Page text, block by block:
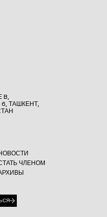
B,
ТАШКЕНТ,
ЧЛЕНОМ